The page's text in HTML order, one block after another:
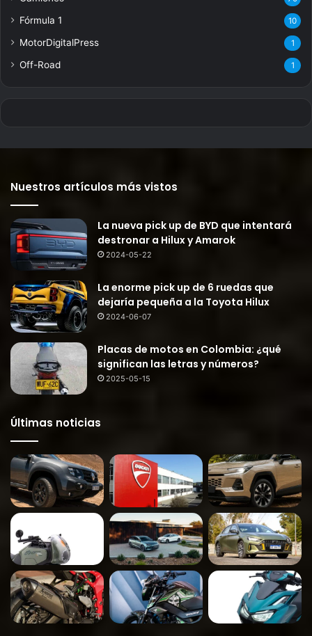
Fórmula 1 10
MotorDigitalPress 1
Off-Road 1
Nuestros artículos más vistos
La nueva pick up de BYD que intentará
destronar a Hilux y Amarok
2024-05-22
La enorme pick up de 6 ruedas que
dejaría pequeña a la Toyota Hilux
2024-06-07
Placas de motos en Colombia: ¿qué
significan las letras y números?
2025-05-15
Últimas noticias